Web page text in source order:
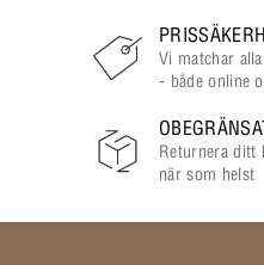
Vi matchar
- både online
Returnera ditt
när som helst